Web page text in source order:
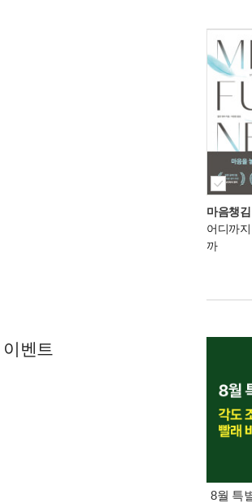
마음챙김
어디까
까
이벤트
8월 특